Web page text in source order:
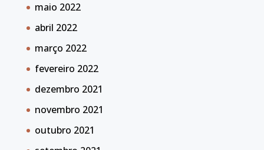
maio 2022
abril 2022
março 2022
fevereiro 2022
dezembro 2021
novembro 2021
outubro 2021